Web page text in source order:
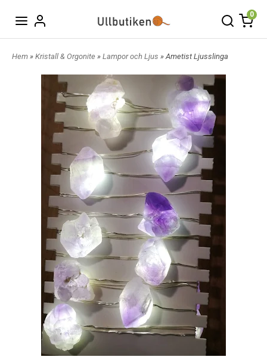
0
Hem » Kristall & Orgonite » Lampor och Ljus » Ametist Ljusslinga